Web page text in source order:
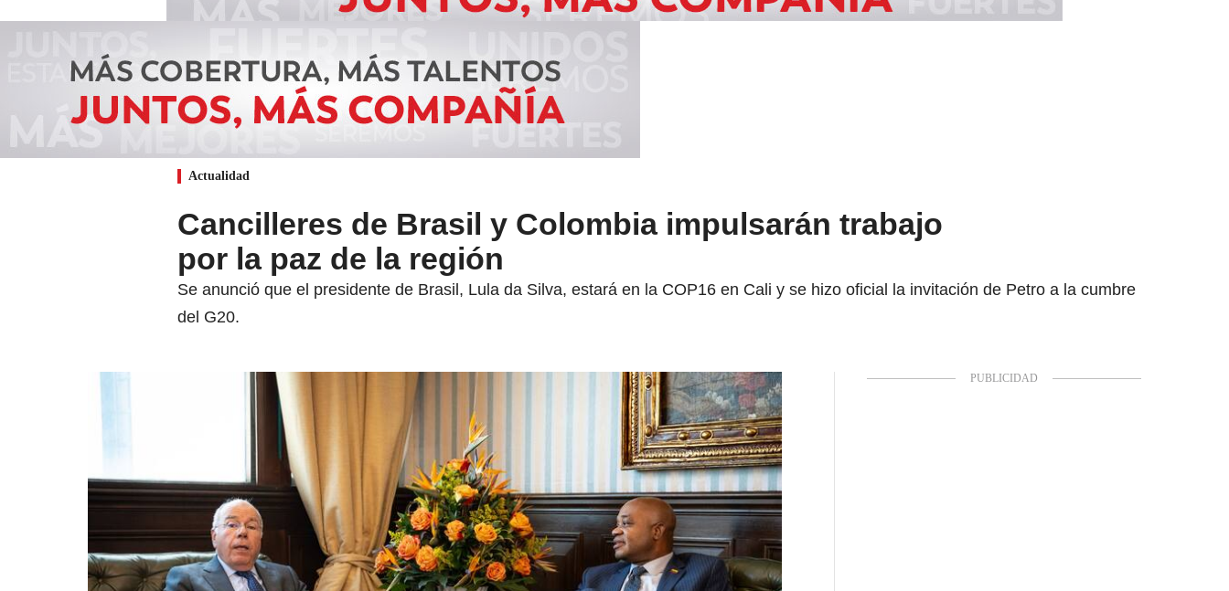
Actualidad
Cancilleres de Brasil y Colombia impulsarán trabajo
por la paz de la región
Se anunció que el presidente de Brasil, Lula da Silva, estará en la COP16 en Cali y se hizo oficial la invitación de Petro a la cumbre
del G20.